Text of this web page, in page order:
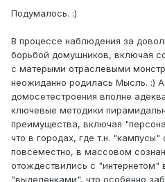
Подумалось. :)
В процессе наблюдения за
борьбой домушников, включая
с матерыми отраслевыми
неожиданно родилась Мысль. :)
домосетестроения вполне
ключевые методики
преимущества, включая
что в городах, где т.н. "кампусы"
повсеместно, в массовом
отождествились с "интернетом"
"выделенками", что особенно